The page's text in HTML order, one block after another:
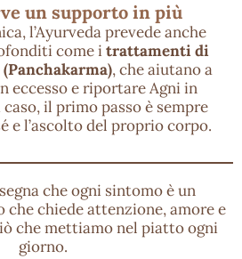
un supporto in più
l’Ayurveda prevede anche
come itrattamenti di
, che aiutano a
eccesso e riportare Agni in
il primo passo è sempre
e l’ascolto del proprio corpo.
che ogni sintomo è un
che chiede attenzione, amore e
che mettiamo nel piatto ogni
giorno.